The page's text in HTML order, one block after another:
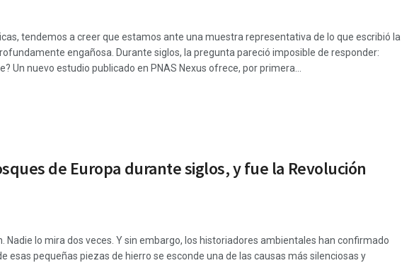
tendemos a creer que estamos ante una muestra representativa de lo que escribió la
engañosa. Durante siglos, la pregunta pareció imposible de responder:
Un nuevo estudio publicado en PNAS Nexus ofrece, por primera...
de Europa durante siglos, y fue la Revolución
Nadie lo mira dos veces. Y sin embargo, los historiadores ambientales han confirmado
esas pequeñas piezas de hierro se esconde una de las causas más silenciosas y